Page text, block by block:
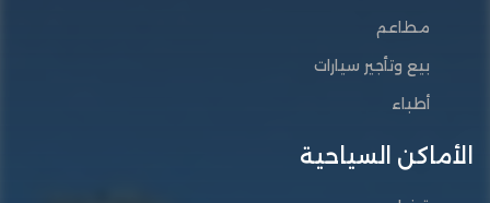
مطاعم
بيع وتأجير سيارات
أطباء
الأماكن السياحية